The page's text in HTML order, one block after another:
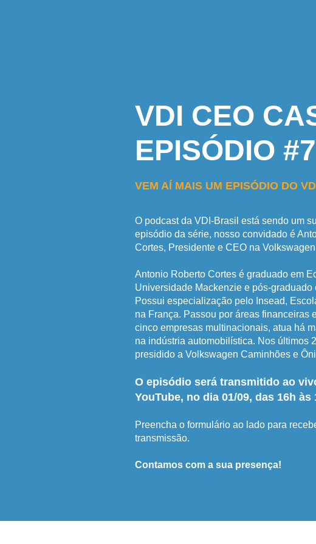
VDI CEO
EPISÓDIO #7
VEM AÍ MAIS UM EPISÓDIO DO
O podcast da VDI-Brasil está sendo um
episódio da série, nosso convidado é
Cortes, Presidente e CEO na
Antonio Roberto Cortes é graduado em
Universidade Mackenzie e pós-graduado
Possui especialização pelo Insead,
na França. Passou por áreas financeiras
cinco empresas multinacionais, atua há
na indústria automobilística. Nos últimos
presidido a Volkswagen Caminhões e
O episódio será transmitido ao
YouTube, no dia 01/09, das 16h às
Preencha o formulário ao lado para
transmissão.
Contamos com a sua presença!